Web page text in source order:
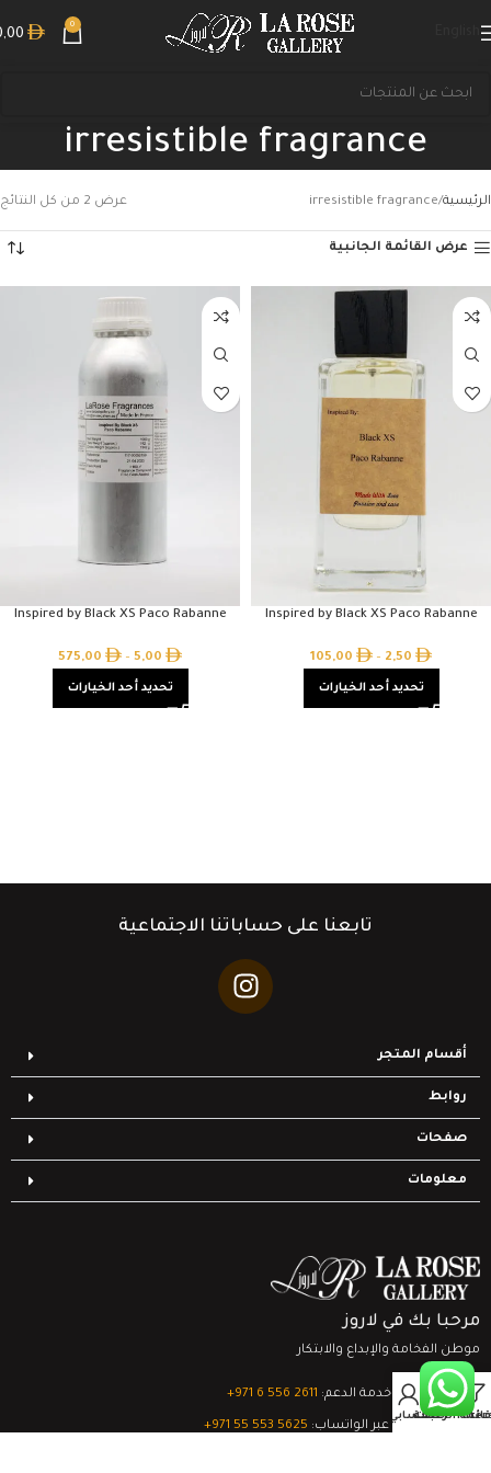
0
irresistible fragrance
الرئيسية irresistible fragrance عرض ⁦2⁩ من كل النتائج
عرض القائمة الجانبية
Inspired by Black XS Paco Rabanne
2,50
–
105,00
تحديد أحد الخيارات
Inspired by Black XS Paco Rabanne
5,00
–
575,00
تحديد أحد الخيارات
تابعنا على حساباتنا الاجتماعية
أقسام المتجر
روابط
صفحات
معلومات
مرحبا بك في لاروز
موطن الفخامة والإبداع والابتكار
تواصل مع خدمة الدعم: ‎+971 6 556 2611
الدعم الفني عبر الواتساب: ‎+971 55 553 5625
قائمة الرغبات
0
السلةحسابي